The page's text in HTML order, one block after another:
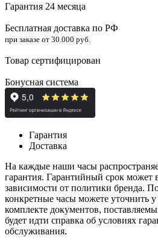
Гарантия 24 месяца
Бесплатная доставка по РФ
при заказе от 30.000 руб.
Товар сертифицирован
Бонусная система
Гарантия
Доставка
На каждые наши часы
гарантия. Гарантийный срок может
зависимости от политики бренда.
конкретные часы можете уточнить
комплекте документов,
будет идти справка об условиях
обслуживания.